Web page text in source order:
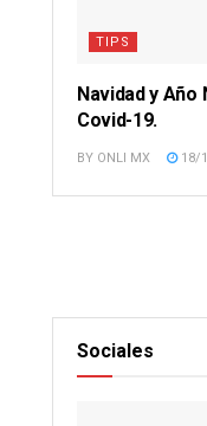
TIPS
Navidad y
Covid-19.
BY ONLI MX 18/
Sociales